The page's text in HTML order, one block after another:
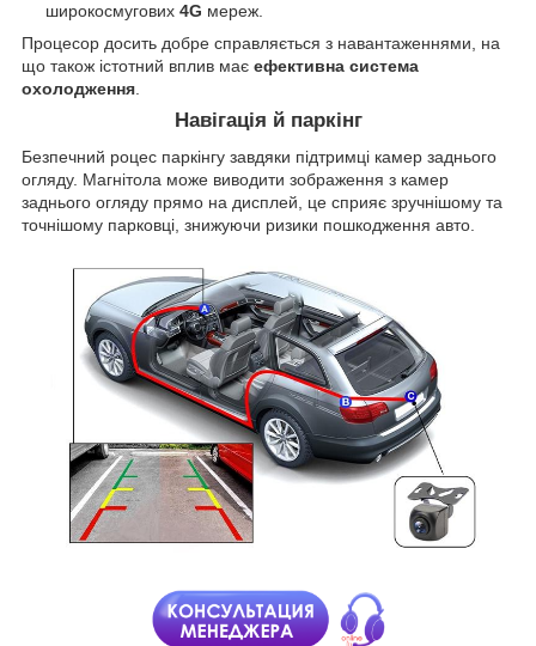
широкосмугових 4G мереж.
Процесор досить добре справляється з навантаженнями, на
що також істотний вплив має ефективна система
охолодження.
Навігація й паркінг
Безпечний роцес паркінгу завдяки підтримці камер заднього
огляду. Магнітола може виводити зображення з камер
заднього огляду прямо на дисплей, це сприяє зручнішому та
точнішому парковці, знижуючи ризики пошкодження авто.